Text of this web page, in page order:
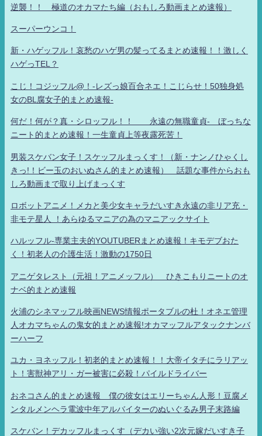
逆襲！！ 極道のオカマたち編（おもしろ動画まとめ速報）
スーパーウンコ！
新・ハゲッフル！哀愁のハゲ男の髪ってるまとめ速報！！激しく
ハゲっTEL？
こじ！コジッフル@！-レズっ娘百合ネエ！こじらせ！50独身処
女のBL腐女子的まとめ速報-
何だ！何が？真・シロッフル！！ 永遠の無職童貞- ぼっちな
ニート的まとめ速報！一生童貞上等夜露死苦！
男装スケバン女子！スケッフルまっくす！（新・ナンノひゃくし
きっ!！ビー玉のおいぬさん的まとめ速報） 話題な事件からおも
しろ動画まで取り上げまっくす
ロボットアニメ！メカと美少女キャラだいすき永遠の非リア充・
非モテ星人 ！あらゆるマニアの為のマニアックサイト
ハルッフル-専業主夫的YOUTUBERまとめ速報！キモデブおた
く！初老人の介護生活！激動の1750日
アニゲタレスト（元祖！アニメッフル） ひきこもりニートのオ
ナベ的まとめ速報
火浦のシネマッフル映画NEWS情報ポータブルの杜！オネエ管理
人オカマちゃんの鬼女的まとめ速報!オカマッフルアタックナンバ
ーハーフ
ユカ・ヨネッフル！初老的まとめ速報！！大帝イタチにラリアッ
ト！害獣神アリ・ガー被害に必殺！パイルドライバー
おネコさん的まとめ速報 僕の彼女はエリーちゃん人形！豆腐メ
ンタルメンヘラ電波中年アルバイターのぬいぐるみ男子末路編
スケバン！デカッフルまっくす（デカい強い2次元嫁だいすき子